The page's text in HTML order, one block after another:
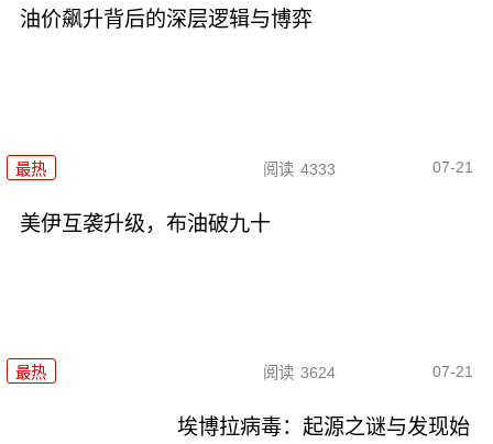
油价飙升背后的深层逻辑与博弈
最热 阅读 4333 07-21
美伊互袭升级，布油破九十
最热 阅读 3624 07-21
埃博拉病毒：起源之谜与发现始